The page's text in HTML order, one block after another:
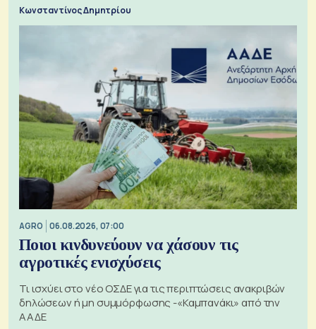
Κωνσταντίνος Δημητρίου
AGRO 06.08.2026, 07:00
Ποιοι κινδυνεύουν να χάσουν τις
αγροτικές ενισχύσεις
Τι ισχύει στο νέο ΟΣΔΕ για τις περιπτώσεις ανακριβών
δηλώσεων ή μη συμμόρφωσης -«Καμπανάκι» από την
ΑΑΔΕ